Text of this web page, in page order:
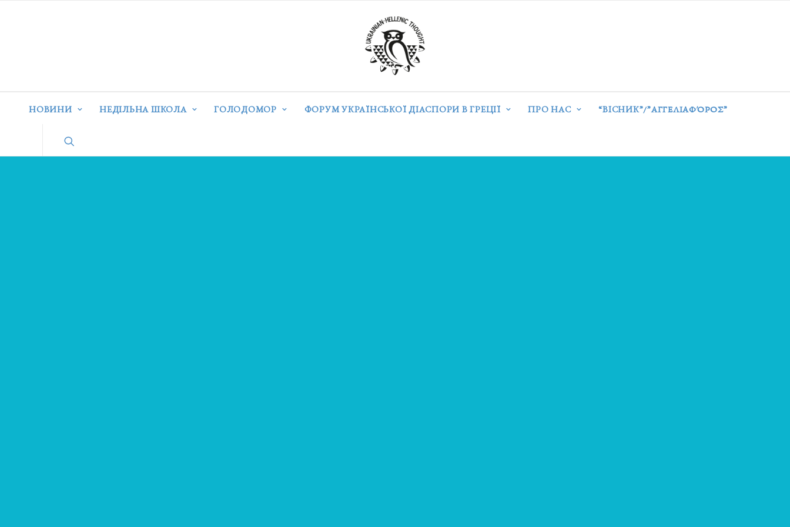
НОВИНИ НЕДІЛЬНА ШКОЛА ГОЛОДОМОР ФОРУМ УКРАЇНСЬКОЇ ДІАСПОРИ В ГРЕЦІЇ ПРО НАС “ВІСНИК”/”ΑΓΓΕΛΙΑΦΌΡΟΣ”